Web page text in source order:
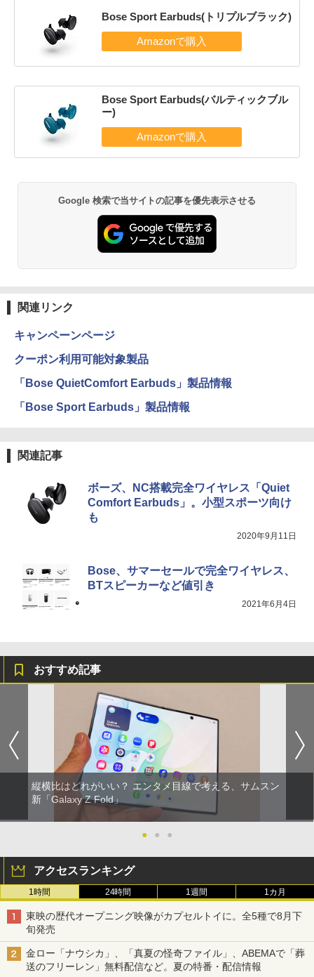
Bose Sport Earbuds(トリプルブラック)
Bose Sport Earbuds(バルティックブル
ー)
Google 検索で当サイトの記事を優先表示させる
関連リンク
キャンペーンページ
クーポン利用可能対象製品
「Bose QuietComfort Earbuds」製品情報
「Bose Sport Earbuds」製品情報
関連記事
ボーズ、NC搭載完全ワイヤレス「Quiet
Comfort Earbuds」。小型スポーツ向け
も
2020年9月11日
Bose、サマーセールで完全ワイヤレス、
BTスピーカーなど値引き
2021年6月4日
おすすめ記事
縦横比はどれがいい？ エンタメ目線で考える、サムスン
新「Galaxy Z Fold」
● ● ●
アクセスランキング
1時間 24時間 1週間 1カ月
東映の歴代オープニング映像がカプセルトイに。全5種で8月下
旬発売
金ロー「ナウシカ」、「真夏の怪奇ファイル」、ABEMAで「葬
送のフリーレン」無料配信など。夏の特番・配信情報